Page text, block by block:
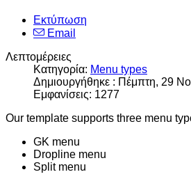
Εκτύπωση
Email
Λεπτομέρειες
Κατηγορία: Menu types
Δημιουργήθηκε : Πέμπτη, 29
Εμφανίσεις: 1277
Our template supports three menu
GK menu
Dropline menu
Split menu